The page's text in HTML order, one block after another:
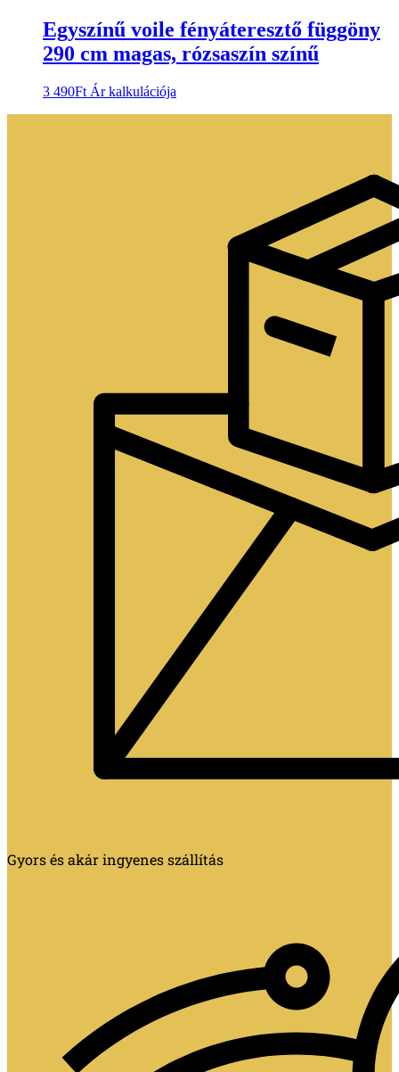
Egyszínű voile fényáteresztő függöny
290 cm magas, rózsaszín színű
3 490Ft Ár kalkulációja
Gyors és akár ingyenes szállítás